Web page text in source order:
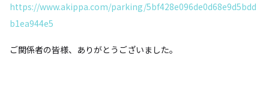
https://www.akippa.com/parking/5bf428e096de0d68e9d5bdd
b1ea944e5
ご関係者の皆様、ありがとうございました。